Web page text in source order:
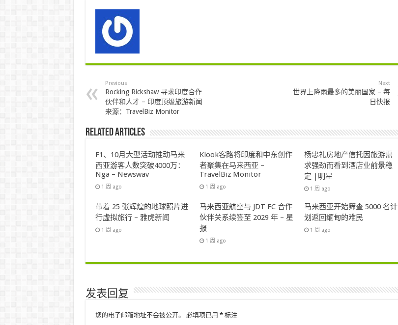
Previous
Rocking Rickshaw 寻求印度合作
伙伴和人才 – 印度顶级旅游新闻
来源：TravelBiz Monitor
Next
世界上降雨最多的美丽国家 – 每
日快报
Related Articles
F1、10月大型活动推动马来
西亚游客人数突破4000万：
Nga – Newswav
1 周 ago
Klook客路将印度和中东创作
者聚集在马来西亚 –
TravelBiz Monitor
1 周 ago
杨忠礼房地产信托因旅游需
求强劲而看到酒店业前景稳
定 |明星
1 周 ago
带着 25 张辉煌的地球照片进
行虚拟旅行 – 雅虎新闻
1 周 ago
马来西亚航空与 JDT FC 合作
伙伴关系续签至 2029 年 – 星
报
1 周 ago
马来西亚开始筛查 5000 名计
划返回缅甸的难民
1 周 ago
发表回复
您的电子邮箱地址不会被公开。 必填项已用 *标注